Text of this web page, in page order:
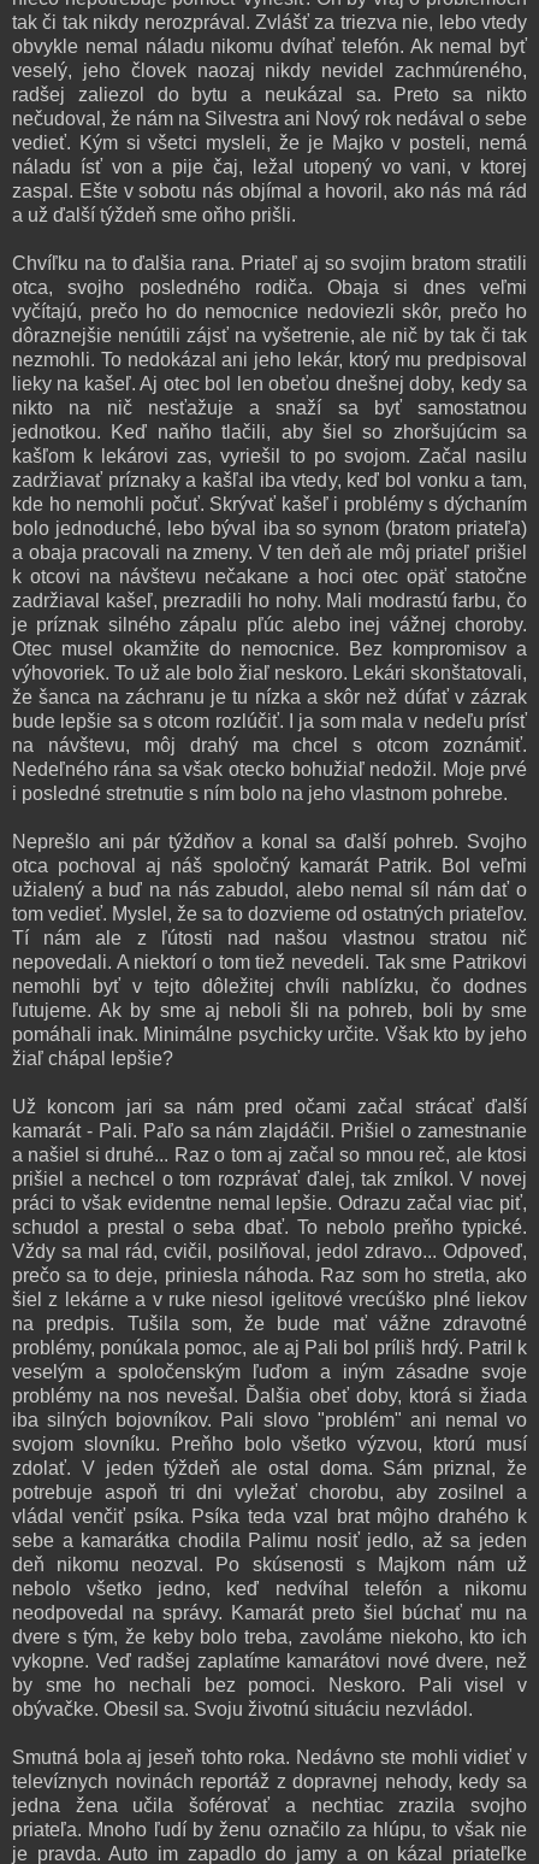
tak či tak nikdy nerozprával. Zvlášť za triezva nie, lebo vtedy
obvykle nemal náladu nikomu dvíhať telefón. Ak nemal byť
veselý, jeho človek naozaj nikdy nevidel zachmúreného,
radšej zaliezol do bytu a neukázal sa. Preto sa nikto
nečudoval, že nám na Silvestra ani Nový rok nedával o sebe
vedieť. Kým si všetci mysleli, že je Majko v posteli, nemá
náladu ísť von a pije čaj, ležal utopený vo vani, v ktorej
zaspal. Ešte v sobotu nás objímal a hovoril, ako nás má rád
a už ďalší týždeň sme oňho prišli.
Chvíľku na to ďalšia rana. Priateľ aj so svojim bratom stratili
otca, svojho posledného rodiča. Obaja si dnes veľmi
vyčítajú, prečo ho do nemocnice nedoviezli skôr, prečo ho
dôraznejšie nenútili zájsť na vyšetrenie, ale nič by tak či tak
nezmohli. To nedokázal ani jeho lekár, ktorý mu predpisoval
lieky na kašeľ. Aj otec bol len obeťou dnešnej doby, kedy sa
nikto na nič nesťažuje a snaží sa byť samostatnou
jednotkou. Keď naňho tlačili, aby šiel so zhoršujúcim sa
kašľom k lekárovi zas, vyriešil to po svojom. Začal nasilu
zadržiavať príznaky a kašľal iba vtedy, keď bol vonku a tam,
kde ho nemohli počuť. Skrývať kašeľ i problémy s dýchaním
bolo jednoduché, lebo býval iba so synom (bratom priateľa)
a obaja pracovali na zmeny. V ten deň ale môj priateľ prišiel
k otcovi na návštevu nečakane a hoci otec opäť statočne
zadržiaval kašeľ, prezradili ho nohy. Mali modrastú farbu, čo
je príznak silného zápalu pľúc alebo inej vážnej choroby.
Otec musel okamžite do nemocnice. Bez kompromisov a
výhovoriek. To už ale bolo žiaľ neskoro. Lekári skonštatovali,
že šanca na záchranu je tu nízka a skôr než dúfať v zázrak
bude lepšie sa s otcom rozlúčiť. I ja som mala v nedeľu prísť
na návštevu, môj drahý ma chcel s otcom zoznámiť.
Nedeľného rána sa však otecko bohužiaľ nedožil. Moje prvé
i posledné stretnutie s ním bolo na jeho vlastnom pohrebe.
Neprešlo ani pár týždňov a konal sa ďalší pohreb. Svojho
otca pochoval aj náš spoločný kamarát Patrik. Bol veľmi
užialený a buď na nás zabudol, alebo nemal síl nám dať o
tom vedieť. Myslel, že sa to dozvieme od ostatných priateľov.
Tí nám ale z ľútosti nad našou vlastnou stratou nič
nepovedali. A niektorí o tom tiež nevedeli. Tak sme Patrikovi
nemohli byť v tejto dôležitej chvíli nablízku, čo dodnes
ľutujeme. Ak by sme aj neboli šli na pohreb, boli by sme
pomáhali inak. Minimálne psychicky určite. Však kto by jeho
žiaľ chápal lepšie?
Už koncom jari sa nám pred očami začal strácať ďalší
kamarát - Pali. Paľo sa nám zlajdáčil. Prišiel o zamestnanie
a našiel si druhé... Raz o tom aj začal so mnou reč, ale ktosi
prišiel a nechcel o tom rozprávať ďalej, tak zmĺkol. V novej
práci to však evidentne nemal lepšie. Odrazu začal viac piť,
schudol a prestal o seba dbať. To nebolo preňho typické.
Vždy sa mal rád, cvičil, posilňoval, jedol zdravo... Odpoveď,
prečo sa to deje, priniesla náhoda. Raz som ho stretla, ako
šiel z lekárne a v ruke niesol igelitové vrecúško plné liekov
na predpis. Tušila som, že bude mať vážne zdravotné
problémy, ponúkala pomoc, ale aj Pali bol príliš hrdý. Patril k
veselým a spoločenským ľuďom a iným zásadne svoje
problémy na nos nevešal. Ďalšia obeť doby, ktorá si žiada
iba silných bojovníkov. Pali slovo "problém" ani nemal vo
svojom slovníku. Preňho bolo všetko výzvou, ktorú musí
zdolať. V jeden týždeň ale ostal doma. Sám priznal, že
potrebuje aspoň tri dni vyležať chorobu, aby zosilnel a
vládal venčiť psíka. Psíka teda vzal brat môjho drahého k
sebe a kamarátka chodila Palimu nosiť jedlo, až sa jeden
deň nikomu neozval. Po skúsenosti s Majkom nám už
nebolo všetko jedno, keď nedvíhal telefón a nikomu
neodpovedal na správy. Kamarát preto šiel búchať mu na
dvere s tým, že keby bolo treba, zavoláme niekoho, kto ich
vykopne. Veď radšej zaplatíme kamarátovi nové dvere, než
by sme ho nechali bez pomoci. Neskoro. Pali visel v
obývačke. Obesil sa. Svoju životnú situáciu nezvládol.
Smutná bola aj jeseň tohto roka. Nedávno ste mohli vidieť v
televíznych novinách reportáž z dopravnej nehody, kedy sa
jedna žena učila šoférovať a nechtiac zrazila svojho
priateľa. Mnoho ľudí by ženu označilo za hlúpu, to však nie
je pravda. Auto im zapadlo do jamy a on kázal priateľke